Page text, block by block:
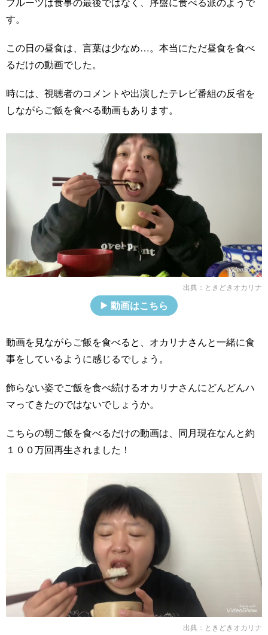
す。
この日の昼食は、言葉は少なめ…。本当にただ昼食を食べ
るだけの動画でした。
時には、視聴者のコメントや出演したテレビ番組の反省を
しながらご飯を食べる動画もあります。
出典： ときどきオカリナ
動画はこちら
動画を見ながらご飯を食べると、オカリナさんと一緒に食
事をしているように感じるでしょう。
飾らない姿でご飯を食べ続けるオカリナさんにどんどんハ
マってきたのではないでしょうか。
こちらの朝ご飯を食べるだけの動画は、同月現在なんと約
１００万回再生されました！
出典： ときどきオカリナ